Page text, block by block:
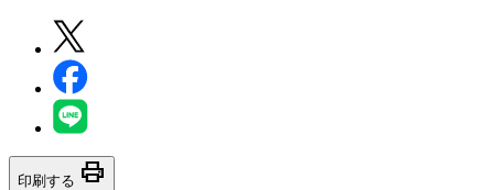
印刷する print